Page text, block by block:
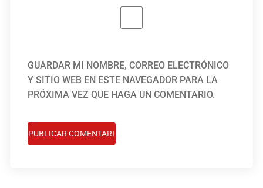
GUARDAR MI NOMBRE, CORREO ELECTRÓNICO
Y SITIO WEB EN ESTE NAVEGADOR PARA LA
PRÓXIMA VEZ QUE HAGA UN COMENTARIO.